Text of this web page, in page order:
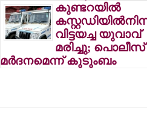
കുണ്ടറയില്‍
വിട്ടയച്ച യുവാവ്
മരിച്ചു; പൊലീസ്
മര്‍ദനമെന്ന് കുടുംബം